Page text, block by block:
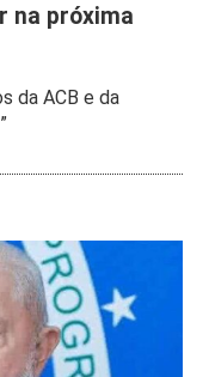
na próxima
da ACB e da